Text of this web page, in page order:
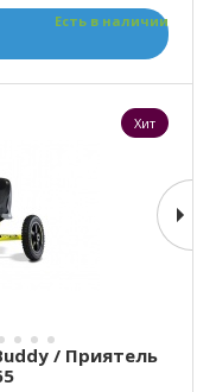
Есть в наличии
/ Приятель
Хит